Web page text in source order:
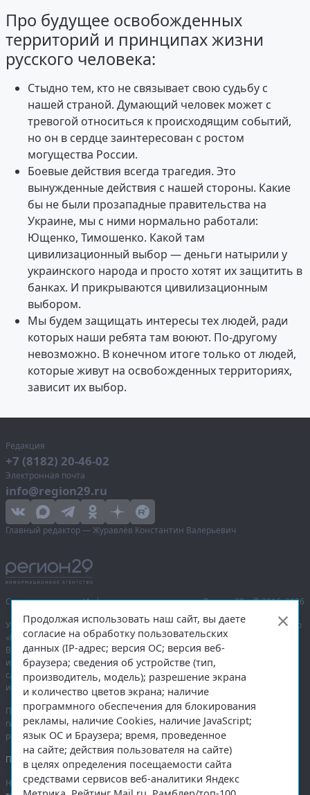
Про будущее освобожденных
территорий и принципах жизни
русского человека:
Стыдно тем, кто не связывает свою судьбу с
нашей страной. Думающий человек может с
тревогой относиться к происходящим событий,
но он в сердце заинтересован с ростом
могущества России.
Боевые действия всегда трагедия. Это
вынужденные действия с нашей стороны. Какие
бы не были прозападные правительства на
Украине, мы с ними нормально работали:
Ющенко, Тимошенко. Какой там
цивилизационный выбор — деньги натырили у
украинского народа и просто хотят их защитить в
банках. И прикрываются цивилизационным
выбором.
Мы будем защищать интересы тех людей, ради
которых наши ребята там воюют. По-другому
невозможно. В конечном итоге только от людей,
которые живут на освобожденных территориях,
зависит их выбор.
Редакция
+7 (8182) 20-46-02
Электронная почта
info@region29.ru
Главный редактор — Журавлёв Константин Валерьевич
Сетевое издание «Информационное агентство Регион 29»,© 2016–2026
Учредитель — общество с ограниченной ответственностью «Агентство
«Правда Севера».
Выписка из реестра зарегистрированных средств массовой
информации:ЭЛ № ФС 77-74226от 09.11.2018 выдано Федеральной
службой по надзору в сфере связи, информационных технологий
и массовых коммуникаций (Роскомнадзор).
При полном или частичном использовании любых материалов
гиперссылка на region29.ru обязательна. Копирование материалов без
разрешения администрации сайта запрещено.
Правовая информация
На информационном ресурсе применяютсярекомендательные
Продолжая использовать наш сайт, вы даете
согласие на обработку пользовательских
данных (IP-адрес; версия ОС; версия веб-
браузера; сведения об устройстве (тип,
производитель, модель); разрешение экрана
и количество цветов экрана; наличие
программного обеспечения для блокирования
рекламы, наличие Cookies, наличие JavaScript;
язык ОС и Браузера; время, проведенное
на сайте; действия пользователя на сайте)
в целях определения посещаемости сайта
средствами сервисов веб-аналитики Яндекс